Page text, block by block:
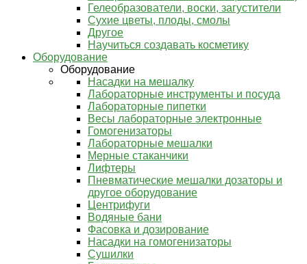
Гелеобразователи, воски, загустители
Сухие цветы, плоды, смолы
Другое
Научиться создавать косметику
Оборудование
Оборудование
Насадки на мешалку
Лабораторные инструменты и посуда
Лабораторные пипетки
Весы лабораторные электронные
Гомогенизаторы
Лабораторные мешалки
Мерные стаканчики
Лифтеры
Пневматические мешалки дозаторы и
другое оборудование
Центрифуги
Водяные бани
Фасовка и дозирование
Насадки на гомогенизаторы
Сушилки